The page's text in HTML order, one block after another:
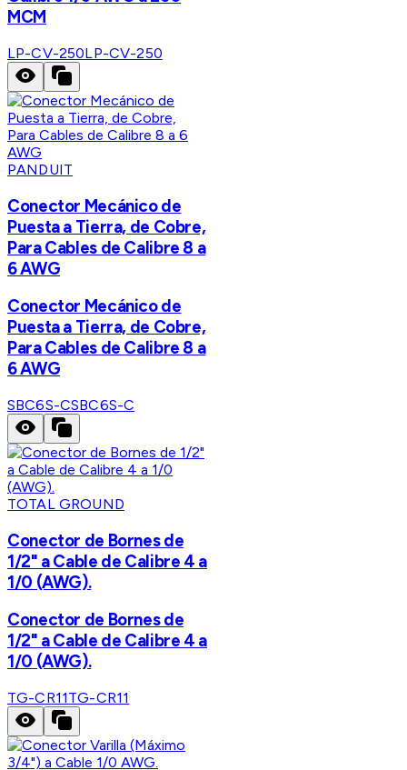
MCM
LP-CV-250LP-CV-250
PANDUIT
Conector Mecánico de
Puesta a Tierra, de Cobre,
Para Cables de Calibre 8 a
6 AWG
Conector Mecánico de
Puesta a Tierra, de Cobre,
Para Cables de Calibre 8 a
6 AWG
SBC6S-CSBC6S-C
TOTAL GROUND
Conector de Bornes de
1/2" a Cable de Calibre 4 a
1/0 (AWG).
Conector de Bornes de
1/2" a Cable de Calibre 4 a
1/0 (AWG).
TG-CR11TG-CR11